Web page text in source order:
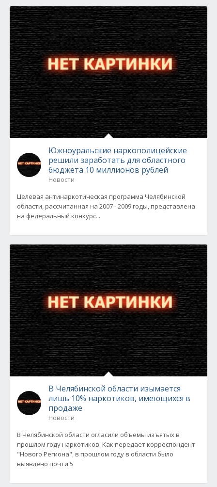
Южноуральские наркополицейские
решили заработать для областного
бюджета 10 миллионов рублей
Новости
Целевая антинаркотическая программа Челябинской
области, рассчитанная на 2007 - 2009 годы, представлена
на федеральный конкурс...
В Челябинской области изымается
лишь 10% наркотиков, имеющихся в
продаже
Новости
В Челябинской области огласили объемы изъятых в
прошлом году наркотиков. Как передает корреспондент
"Нового Региона", в прошлом году в области было
выявлено почти 5